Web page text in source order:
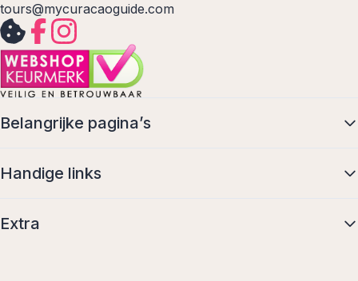
tours@mycuracaoguide.com
Belangrijke pagina’s
Handige links
Extra